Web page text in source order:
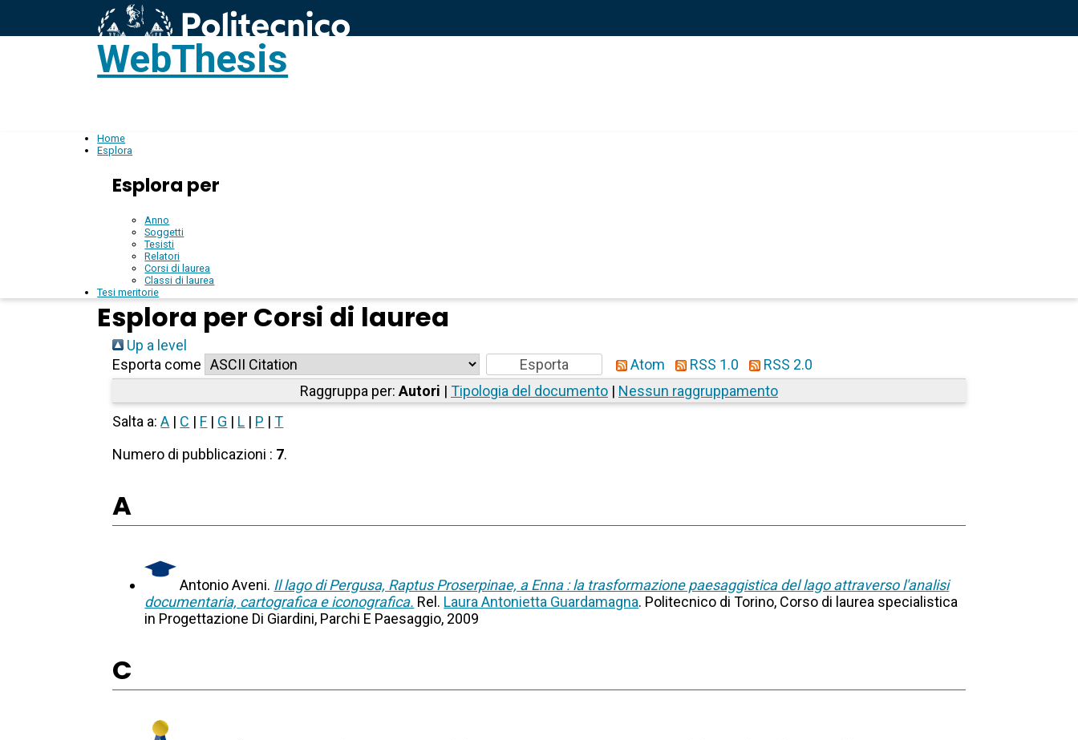
WebThesis
Home
Esplora
Esplora per
Anno
Soggetti
Tesisti
Relatori
Corsi di laurea
Classi di laurea
Tesi meritorie
Esplora per Corsi di laurea
Up a level
Esporta come
Atom RSS 1.0
RSS 2.0
Raggruppa per: Autori | Tipologia del documento | Nessun raggruppamento
Salta a:A | C | F | G | L | P |T
Numero di pubblicazioni : 7.
A
Antonio Aveni. Il lago di Pergusa, Raptus Proserpinae, a Enna : la trasformazione paesaggistica del lago attraverso l'analisi
documentaria, cartografica e iconografica. Rel. Laura Antonietta Guardamagna. Politecnico di Torino, Corso di laurea specialistica
in Progettazione Di Giardini, Parchi E Paesaggio, 2009
C